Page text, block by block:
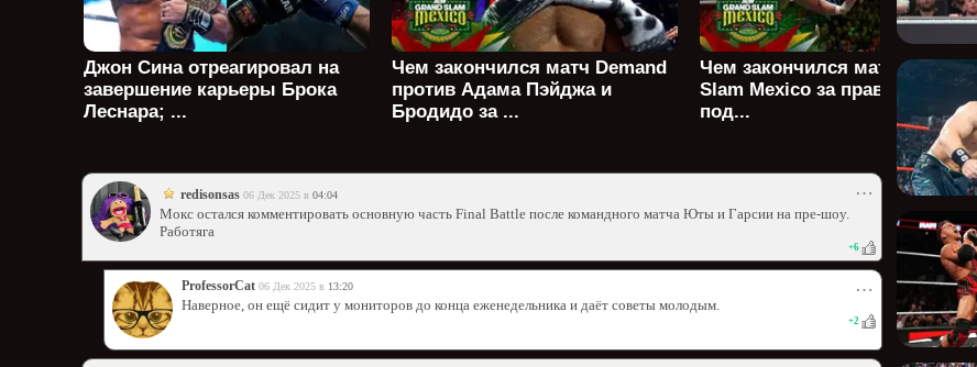
Джон Сина отреагировал на
завершение карьеры Брока
Леснара; ...
Чем закончился матч Demand
против Адама Пэйджа и
Бродидо за ...
Чем закончился матч на Grand
Slam Mexico за право выхода
под...
redisonsas 06 Дек 2025 в 04:04 ⋯
Мокс остался комментировать основную часть Final Battle после командного матча Юты и Гарсии на пре-шоу.
Работяга
+6
ProfessorCat 06 Дек 2025 в 13:20 ⋯
Наверное, он ещё сидит у мониторов до конца еженедельника и даёт советы молодым.
+2